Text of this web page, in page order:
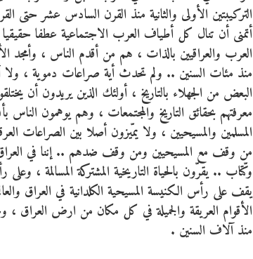
التركيبتين الأولى والثانية منذ القرن السادس عشر حتى
أتمنى أن تنال كل أطياف العرب الاجتماعية عطفا
العرب والعراقيين بالذات ، هم من أقدم الناس ، وأمجد
منذ مئات السنين .. ولم تحدث أية صراعات دموية ، ولا
البعض من الجهلاء بالتاريخ ، أولئك الذين يريدون أن
معرفتهم بحقائق التاريخ والمجتمعات ، وهم يوهمون
المسلمين والمسيحيين ، ولا يمّيزون أصلا بين الصراعات
من وقف مع المسيحيين ومن وقف ضدهم .. إننا في
وكّتاب .. يقرّون بالحياة التاريخية المشتركة المسالمة ،
يقف على رأس الكنيسة المسيحية الكلدانية في العراق
الأقوام العريقة والجميلة في كل مكان من ارض العراق ،
منذ آلاف السنين .